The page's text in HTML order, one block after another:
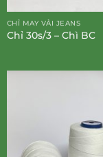
CHỈ MAY VẢI JEANS
Chỉ 30s/3 – Chì BC